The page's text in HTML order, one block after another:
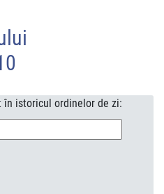
în istoricul ordinelor de zi: